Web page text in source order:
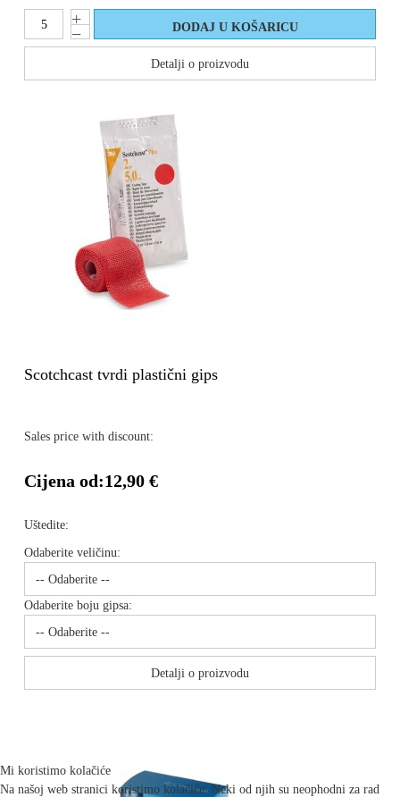
Detalji o proizvodu
Scotchcast tvrdi plastični gips
Sales price with discount:
Cijena od:12,90 €
Uštedite:
Odaberite veličinu:
Odaberite boju gipsa:
Detalji o proizvodu
Mi koristimo kolačiće
Na našoj web stranici koristimo kolačiće. Neki od njih su neophodni za rad